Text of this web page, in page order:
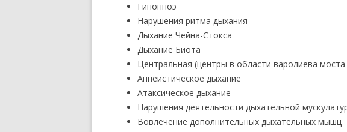
Гипопноэ
Нарушения ритма дыхания
Дыхание Чейна-Стокса
Дыхание Биота
Центральная (центры в области варолиева моста
Апнеистическое дыхание
Атаксическое дыхание
Нарушения деятельности дыхательной
Вовлечение дополнительных дыхательных мышц